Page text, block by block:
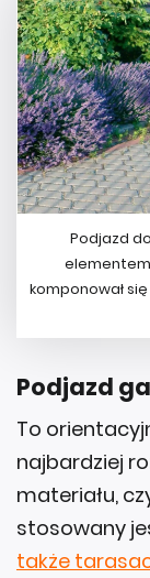
Podjazd
komponował
Podjazd
To
najbardziej
materiału,
stosowany
także